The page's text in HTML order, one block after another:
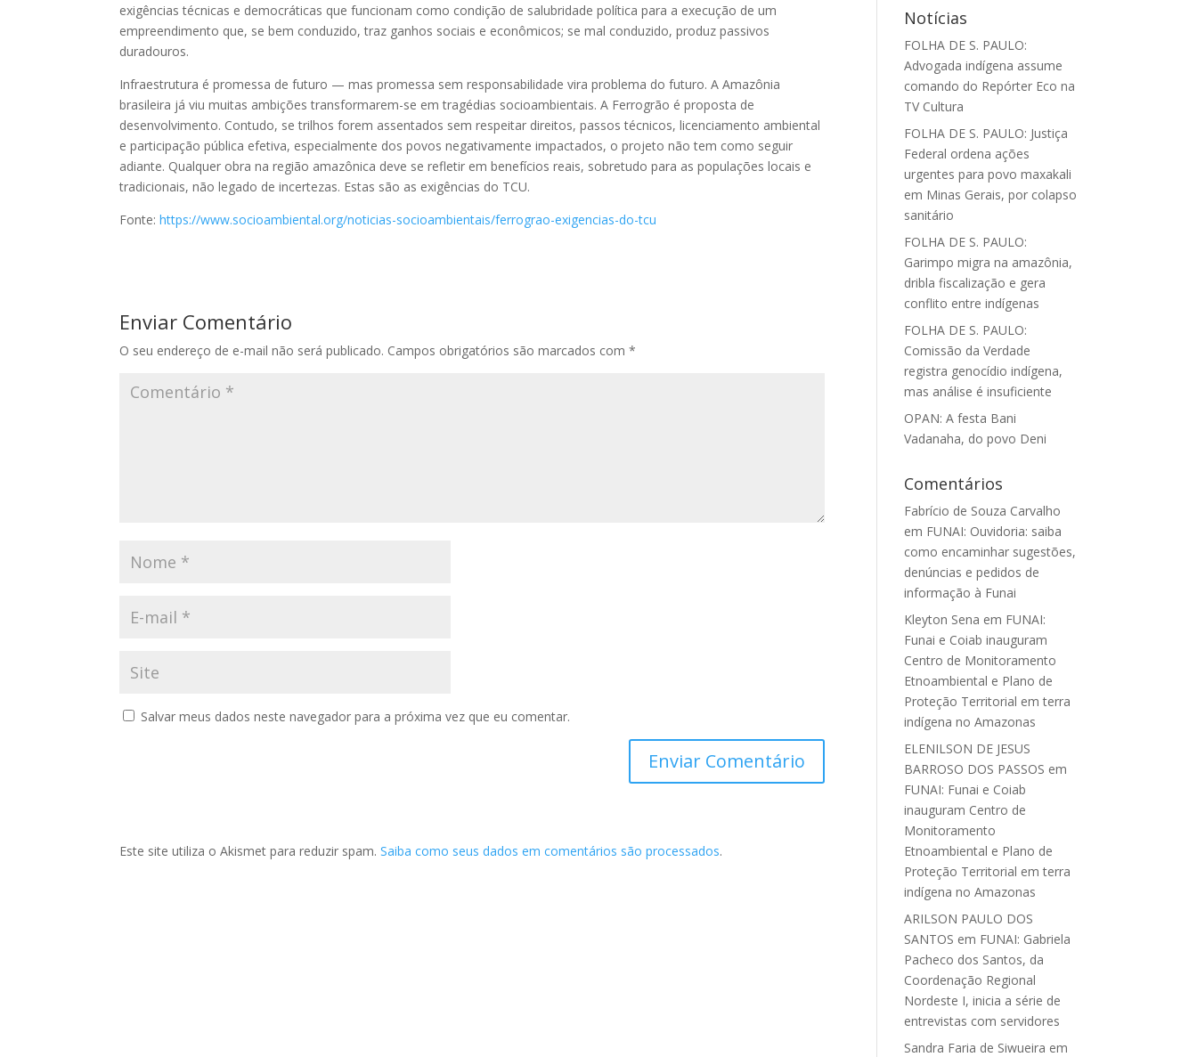
exigências técnicas e democráticas que funcionam como condição de salubridade política para a execução de um
empreendimento que, se bem conduzido, traz ganhos sociais e econômicos; se mal conduzido, produz passivos
duradouros.
Infraestrutura é promessa de futuro — mas promessa sem responsabilidade vira problema do futuro. A Amazônia
brasileira já viu muitas ambições transformarem-se em tragédias socioambientais. A Ferrogrão é proposta de
desenvolvimento. Contudo, se trilhos forem assentados sem respeitar direitos, passos técnicos, licenciamento ambiental
e participação pública efetiva, especialmente dos povos negativamente impactados, o projeto não tem como seguir
adiante. Qualquer obra na região amazônica deve se refletir em benefícios reais, sobretudo para as populações locais e
tradicionais, não legado de incertezas. Estas são as exigências do TCU.
Fonte:https://www.socioambiental.org/noticias-socioambientais/ferrograo-exigencias-do-tcu
Enviar Comentário
O seu endereço de e-mail não será publicado. Campos obrigatórios são marcados com*
Salvar meus dados neste navegador para a próxima vez que eu comentar.
Este site utiliza o Akismet para reduzir spam.Saiba como seus dados em comentários são processados.
Notícias
FOLHA DE S. PAULO:
Advogada indígena assume
comando do Repórter Eco na
TV Cultura
FOLHA DE S. PAULO: Justiça
Federal ordena ações
urgentes para povo maxakali
em Minas Gerais, por colapso
sanitário
FOLHA DE S. PAULO:
Garimpo migra na amazônia,
dribla fiscalização e gera
conflito entre indígenas
FOLHA DE S. PAULO:
Comissão da Verdade
registra genocídio indígena,
mas análise é insuficiente
OPAN: A festa Bani
Vadanaha, do povo Deni
Comentários
Fabrício de Souza Carvalho
em FUNAI: Ouvidoria: saiba
como encaminhar sugestões,
denúncias e pedidos de
informação à Funai
Kleyton Sena em FUNAI:
Funai e Coiab inauguram
Centro de Monitoramento
Etnoambiental e Plano de
Proteção Territorial em terra
indígena no Amazonas
ELENILSON DE JESUS
BARROSO DOS PASSOS em
FUNAI: Funai e Coiab
inauguram Centro de
Monitoramento
Etnoambiental e Plano de
Proteção Territorial em terra
indígena no Amazonas
ARILSON PAULO DOS
SANTOS em FUNAI: Gabriela
Pacheco dos Santos, da
Coordenação Regional
Nordeste I, inicia a série de
entrevistas com servidores
Sandra Faria de Siwueira em